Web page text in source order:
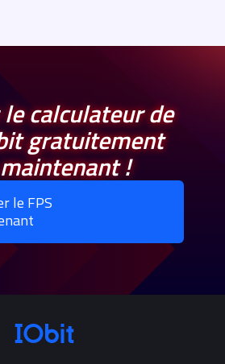
calculateur de
gratuitement
!
le FPS